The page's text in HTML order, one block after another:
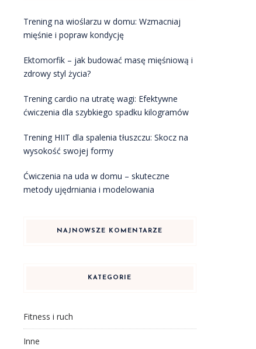
Trening na wioślarzu w domu: Wzmacniaj
mięśnie i popraw kondycję
Ektomorfik – jak budować masę mięśniową i
zdrowy styl życia?
Trening cardio na utratę wagi: Efektywne
ćwiczenia dla szybkiego spadku kilogramów
Trening HIIT dla spalenia tłuszczu: Skocz na
wysokość swojej formy
Ćwiczenia na uda w domu – skuteczne
metody ujędrniania i modelowania
NAJNOWSZE KOMENTARZE
KATEGORIE
Fitness i ruch
Inne